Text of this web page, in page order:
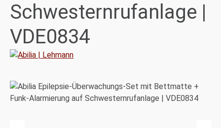
Schwesternrufanlage |
VDE0834
Bildergalerie überspringen